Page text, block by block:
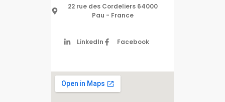
22 rue des Cordeliers 64000
Pau - France
LinkedIn Facebook